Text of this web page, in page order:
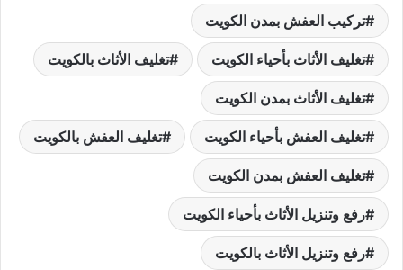
تركيب العفش بمدن الكويت
تغليف الأثاث بأحياء الكويت تغليف الأثاث بالكويت
تغليف الأثاث بمدن الكويت
تغليف العفش بأحياء الكويت تغليف العفش بالكويت
تغليف العفش بمدن الكويت
رفع وتنزيل الأثاث بأحياء الكويت
رفع وتنزيل الأثاث بالكويت